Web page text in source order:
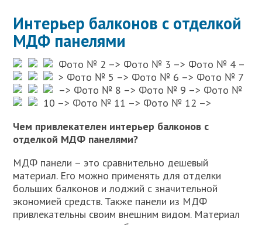
Интерьер балконов с отделкой
МДФ панелями
Фото № 2 –> Фото № 3 –> Фото № 4 –
> Фото № 5 –> Фото № 6 –> Фото № 7
–> Фото № 8 –> Фото № 9 –> Фото №
10 –> Фото № 11 –> Фото № 12 –>
Чем привлекателен интерьер балконов с
отделкой МДФ панелями?
МДФ панели – это сравнительно дешевый
материал. Его можно применять для отделки
больших балконов и лоджий с значительной
экономией средств. Также панели из МДФ
привлекательны своим внешним видом. Материал